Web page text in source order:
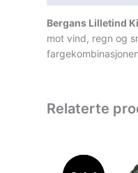
Bergans Lilletind
mot vind, regn og
Relaterte